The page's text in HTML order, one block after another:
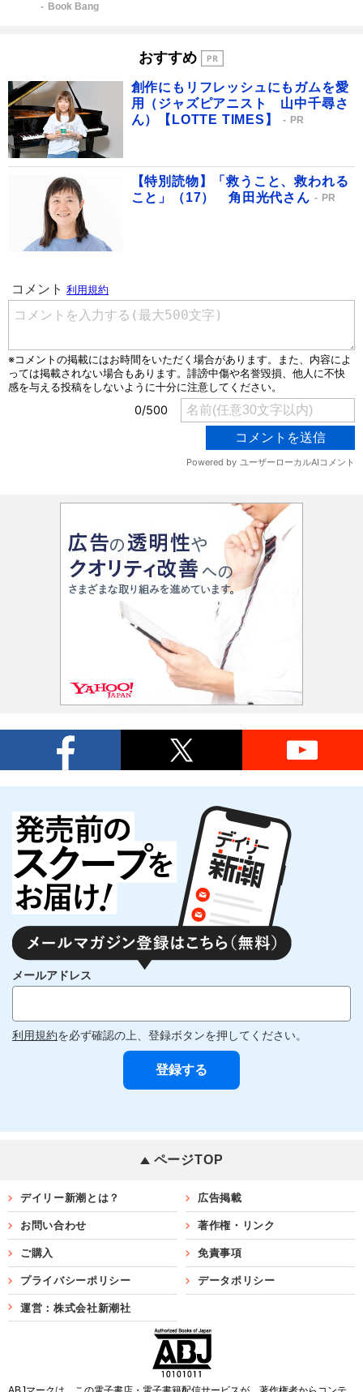
Book Bang
おすすめ
創作にもリフレッシュにもガムを愛
用（ジャズピアニスト 山中千尋さ
ん）【LOTTE TIMES】
PR
【特別読物】「救うこと、救われる
こと」（17） 角田光代さん
PR
メールアドレス
利用規約を必ず確認の上、登録ボタンを押してください。
ページTOP
デイリー新潮とは？ 広告掲載
お問い合わせ 著作権・リンク
ご購入 免責事項
プライバシーポリシー データポリシー
運営：株式会社新潮社